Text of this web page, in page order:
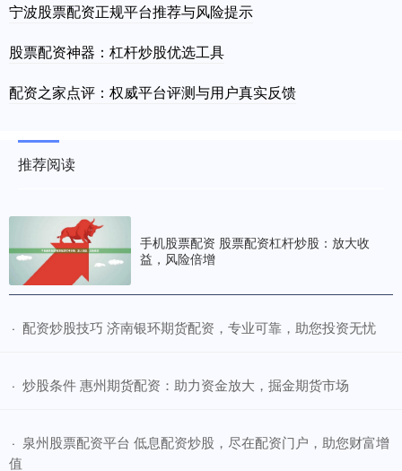
宁波股票配资正规平台推荐与风险提示
股票配资神器：杠杆炒股优选工具
配资之家点评：权威平台评测与用户真实反馈
推荐阅读
手机股票配资 股票配资杠杆炒股：放大收
益，风险倍增
· ​配资炒股技巧 济南银环期货配资，专业可靠，助您投资无忧
· ​炒股条件 惠州期货配资：助力资金放大，掘金期货市场
· ​泉州股票配资平台 低息配资炒股，尽在配资门户，助您财富增
值